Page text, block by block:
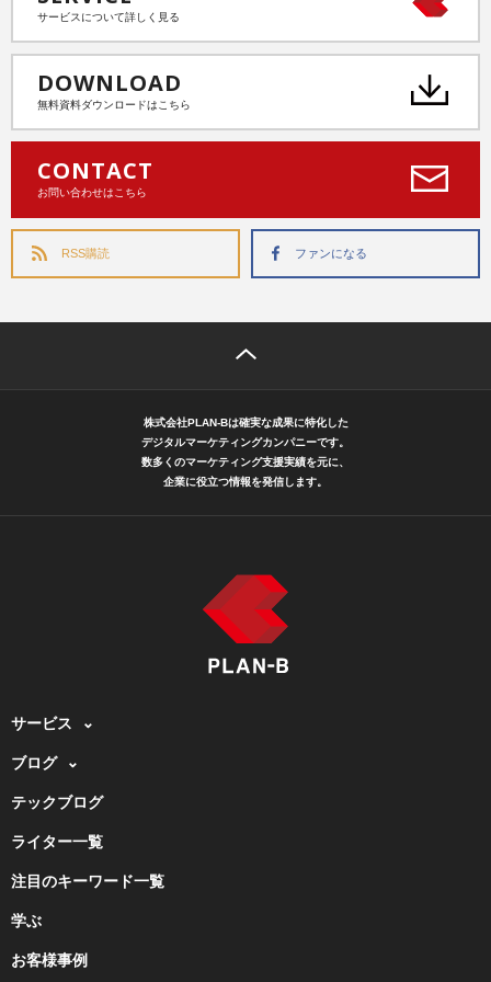
サービスについて詳しく見る
DOWNLOAD
無料資料ダウンロードはこちら
CONTACT
お問い合わせはこちら
RSS購読 ファンになる
株式会社PLAN-Bは確実な成果に特化した
デジタルマーケティングカンパニーです。
数多くのマーケティング支援実績を元に、
企業に役立つ情報を発信します。
サービス
ブログ
テックブログ
ライター一覧
注目のキーワード一覧
学ぶ
お客様事例